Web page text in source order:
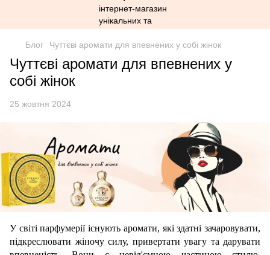
Блог Чуттєві аромати для впевнених у собі жінок
Чуттєві аромати для впевнених у
собі жінок
25 жовтня 2024
У світі парфумерії існують аромати, які здатні зачаровувати,
підкреслювати жіночу силу, привертати увагу та дарувати